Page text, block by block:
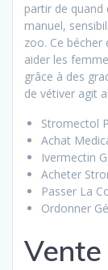
partir de quand
manuel,
zoo. Ce
aider les
grâce à des
de vétiver agit
Stromectol
Achat
Ivermectin
Acheter
Passer La
Ordonner